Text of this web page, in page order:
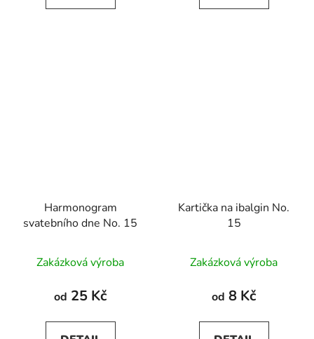
Harmonogram
svatebního dne No. 15
Zakázková výroba
od 25 Kč
Kartička na ibalgin No.
15
Zakázková výroba
od 8 Kč